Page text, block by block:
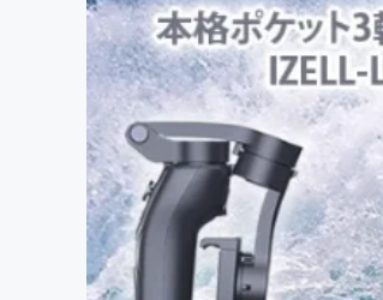
テクノロジー・ガ
映像・映画
ビジネス・起業
まちづくり・地域